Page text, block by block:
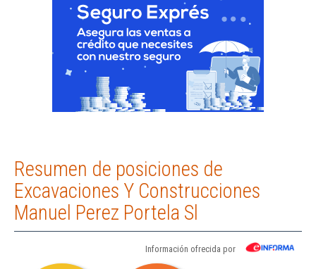
Resumen de posiciones de
Excavaciones Y Construcciones
Manuel Perez Portela Sl
Información ofrecida por